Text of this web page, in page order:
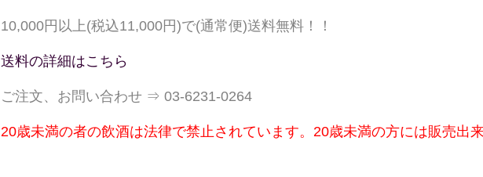
10,000円以上(税込11,000円)で(通常便)送料無料！！
送料の詳細はこちら
ご注文、お問い合わせ ⇒ 03-6231-0264
20歳未満の者の飲酒は法律で禁止されています。20歳未満の方には販売出来